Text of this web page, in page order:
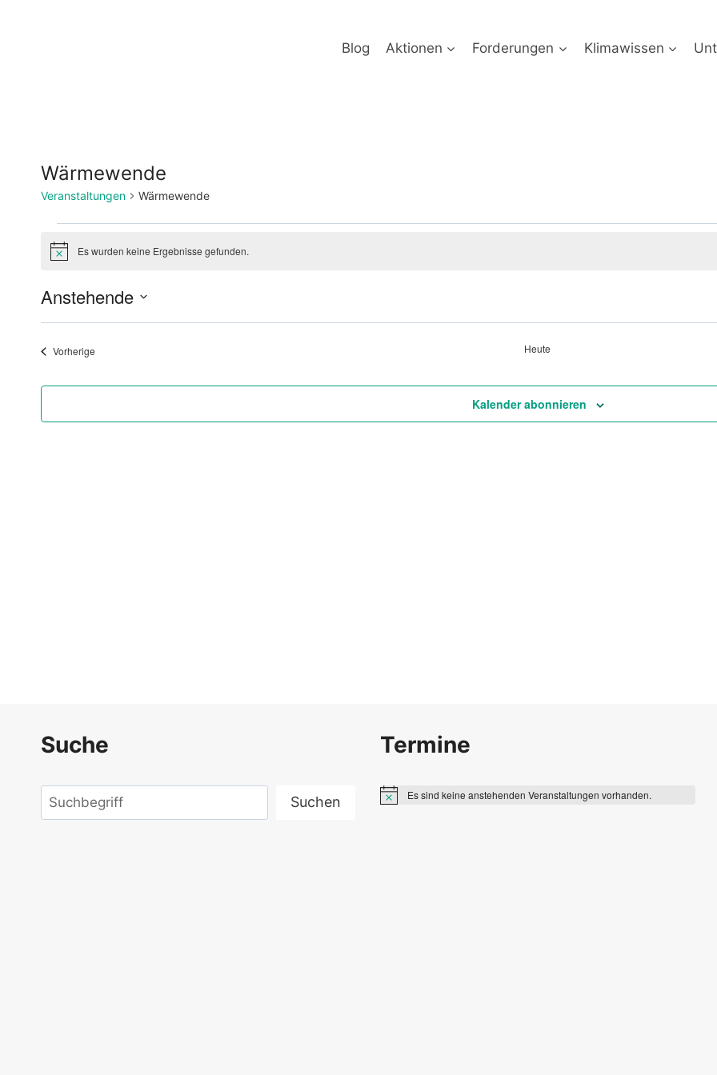
Blog Aktionen Forderungen Klimawissen
Wärmewende
Veranstaltungen Wärmewende
Veranstaltungen
HinweisEs wurden keine Ergebnisse gefunden.
Anstehende
Datum
Vorherige Heute
Kalender abonnieren
Suche
Suchen Suchen
Termine
HinweisEs sind keine anstehenden Veranstaltungen vorhanden.